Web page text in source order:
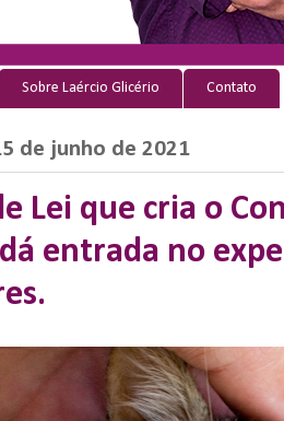
Sobre Laércio Glicério Contato
de junho de 2021
Lei que cria o
entrada no